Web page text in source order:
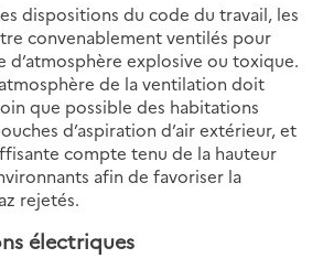
dispositions du code du travail, les
convenablement ventilés pour
explosive ou toxique.
de la ventilation doit
que possible des habitations
d’aspiration d’air extérieur, et
compte tenu de la hauteur
afin de favoriser la
rejetés.
électriques